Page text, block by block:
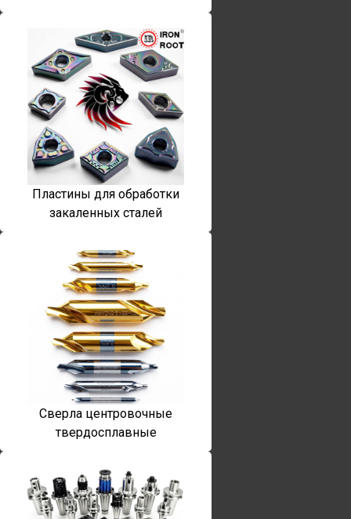
Пластины для обработки
закаленных сталей
Сверла центровочные
твердосплавные